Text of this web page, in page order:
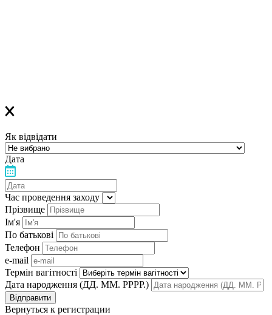
Як відвідати
Дата
Час проведення заходу
Прізвище
Ім'я
По батькові
Телефон
e-mail
Термін вагітності
Дата народження (ДД. ММ. РРРР.)
Вернуться к регистрации